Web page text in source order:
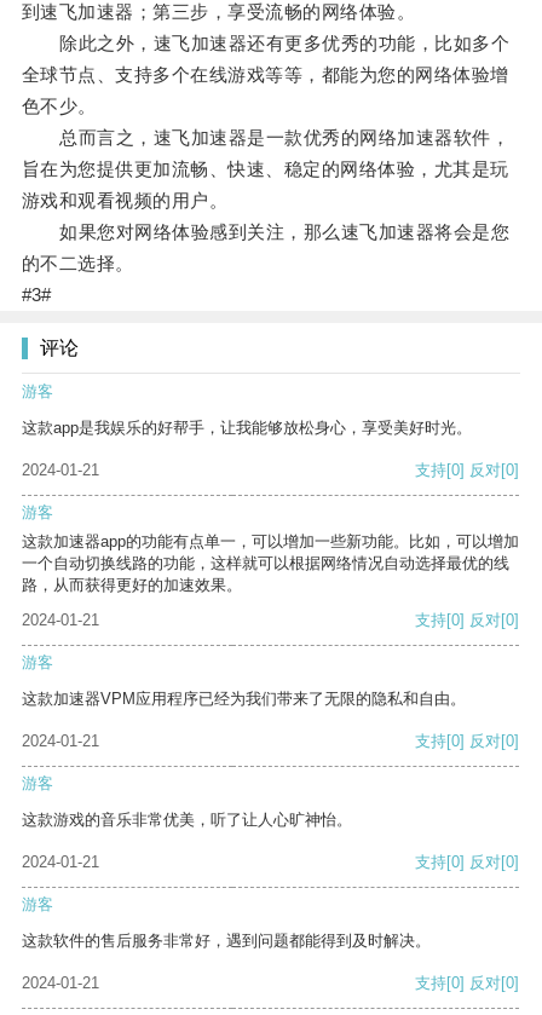
到速飞加速器；第三步，享受流畅的网络体验。
除此之外，速飞加速器还有更多优秀的功能，比如多个
全球节点、支持多个在线游戏等等，都能为您的网络体验增
色不少。
总而言之，速飞加速器是一款优秀的网络加速器软件，
旨在为您提供更加流畅、快速、稳定的网络体验，尤其是玩
游戏和观看视频的用户。
如果您对网络体验感到关注，那么速飞加速器将会是您
的不二选择。
#3#
评论
游客
这款app是我娱乐的好帮手，让我能够放松身心，享受美好时光。
2024-01-21 支持[0] 反对[0]
游客
这款加速器app的功能有点单一，可以增加一些新功能。比如，可以增加
一个自动切换线路的功能，这样就可以根据网络情况自动选择最优的线
路，从而获得更好的加速效果。
2024-01-21
支持[0] 反对[0]
游客
这款加速器VPM应用程序已经为我们带来了无限的隐私和自由。
2024-01-21 支持[0] 反对[0]
游客
这款游戏的音乐非常优美，听了让人心旷神怡。
2024-01-21 支持[0] 反对[0]
游客
这款软件的售后服务非常好，遇到问题都能得到及时解决。
2024-01-21 支持[0] 反对[0]